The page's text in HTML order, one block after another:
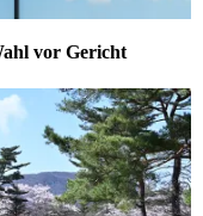
vor Gericht